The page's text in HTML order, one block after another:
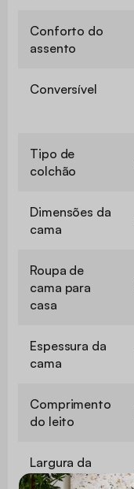
Conforto do
assento
Conversível
Tipo de
colchão
Dimensões da
cama
Roupa de
cama para
casa
Espessura da
cama
Comprimento
do leito
Largura da
cama